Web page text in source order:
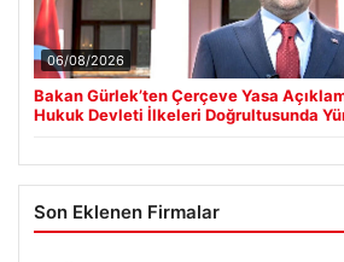
06/08/2026
Bakan Gürlek’ten Çerçeve Yasa
Hukuk Devleti İlkeleri Doğrultusunda
Son Eklenen Firmalar